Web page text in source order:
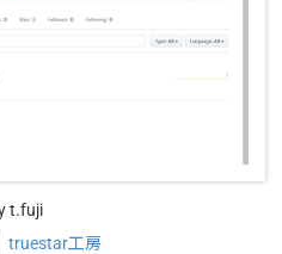
t.fuji
truestar工房